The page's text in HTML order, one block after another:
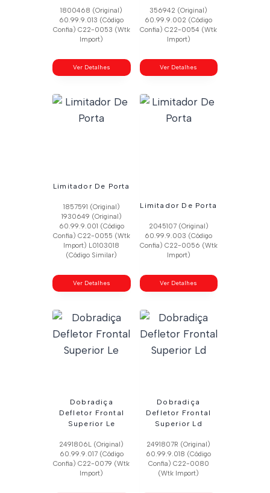
1800468 (Original)
60.99.9.013 (Código
Confia) C22-0053 (Wtk
Import)
Ver Detalhes
356942 (Original)
60.99.9.002 (Código
Confia) C22-0054 (Wtk
Import)
Ver Detalhes
Limitador De Porta
1857591 (Original)
1930649 (Original)
60.99.9.001 (Código
Confia) C22-0055 (Wtk
Import) L0103018
(Código Similar)
Ver Detalhes
Limitador De Porta
2045107 (Original)
60.99.9.003 (Código
Confia) C22-0056 (Wtk
Import)
Ver Detalhes
Dobradiça
Defletor Frontal
Superior Le
2491806L (Original)
60.99.9.017 (Código
Confia) C22-0079 (Wtk
Import)
Dobradiça
Defletor Frontal
Superior Ld
2491807R (Original)
60.99.9.018 (Código
Confia) C22-0080
(Wtk Import)